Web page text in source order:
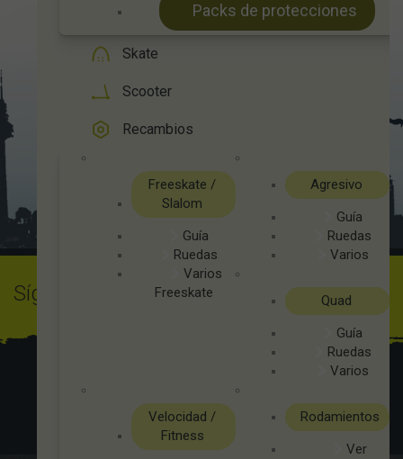
Packs de protecciones
Skate
Scooter
Recambios
Freeskate /
Slalom
Guía
Ruedas
Varios
Freeskate
Agresivo
Guía
Ruedas
Varios
Quad
Guía
Ruedas
Varios
Velocidad /
Fitness
Rodamientos
Ver
Síguenos en Instagram @ingravityshop